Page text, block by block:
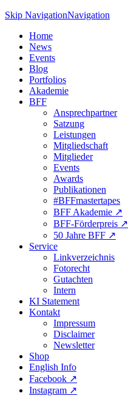
Skip NavigationNavigation
Home
News
Events
Blog
Portfolios
Akademie
BFF
Ansprechpartner
Satzung
Leistungen
Mitgliedschaft
Mitglieder
Events
Awards
Publikationen
#BFFmastertapes
BFF Akademie ↗︎
BFF-Förderpreis ↗︎
50 Jahre BFF ↗︎
Service
Linkverzeichnis
Fotorecht
Gutachten
Intern
KI Statement
Kontakt
Impressum
Disclaimer
Newsletter
Shop
English Info
Facebook ↗︎
Instagram ↗︎